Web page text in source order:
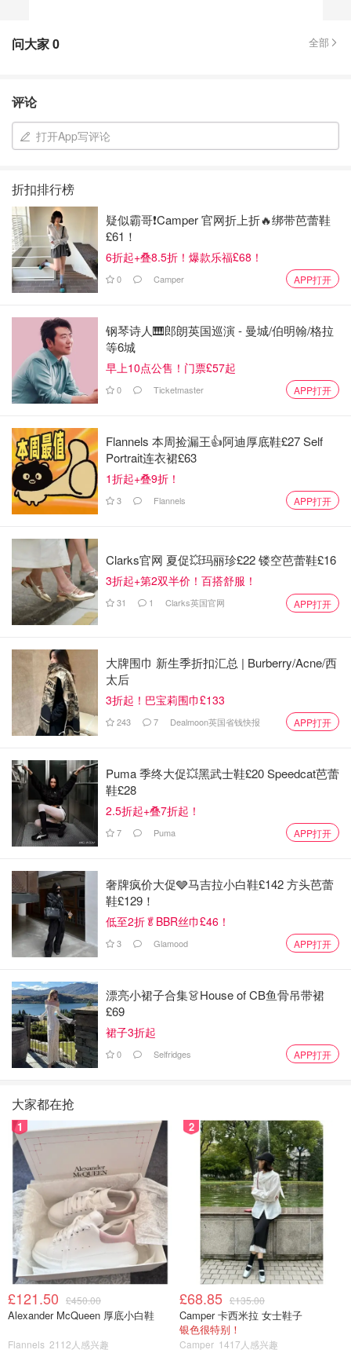
问大家0 全部
评论
打开App写评论
折扣排行榜
疑似霸哥❗️Camper 官网折上折🔥绑带芭蕾鞋
£61！
6折起+叠8.5折！爆款乐福£68！
0 Camper APP打开
钢琴诗人🎹郎朗英国巡演 - 曼城/伯明翰/格拉
等6城
早上10点公售！门票£57起
0 Ticketmaster APP打开
Flannels 本周捡漏王👍阿迪厚底鞋£27 Self
Portrait连衣裙£63
1折起+叠9折！
3 Flannels APP打开
Clarks官网 夏促💥玛丽珍£22 镂空芭蕾鞋£16
3折起+第2双半价！百搭舒服！
31 1 Clarks英国官网 APP打开
大牌围巾 新生季折扣汇总 | Burberry/Acne/西
太后
3折起！巴宝莉围巾£133
243 7 Dealmoon英国省钱快报 APP打开
Puma 季终大促💥黑武士鞋£20 Speedcat芭蕾
鞋£28
2.5折起+叠7折起！
7 Puma APP打开
奢牌疯价大促🩶马吉拉小白鞋£142 方头芭蕾
鞋£129！
低至2折🥬BBR丝巾£46！
3 Glamood APP打开
漂亮小裙子合集👗House of CB鱼骨吊带裙
£69
裙子3折起
0 Selfridges APP打开
大家都在抢
1
£121.50 £450.00
Alexander McQueen 厚底小白鞋
Flannels 2112人感兴趣
2
£68.85 £135.00
Camper 卡西米拉 女士鞋子
银色很特别！
Camper 1417人感兴趣